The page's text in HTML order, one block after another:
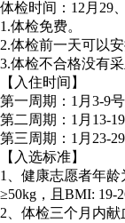
体检时间：12月29
1.体检免费。
2.体检前一天可以
3.体检不合格没有采
【入住时间】
第一周期：1月3-9号
第二周期：1月13-
第三周期：1月23-
【入选标准】
1、健康志愿者年龄
≥50kg，且BMI: 19-
2、体检三个月内